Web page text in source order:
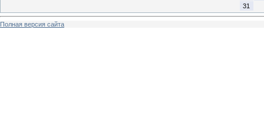
31
Полная версия сайта